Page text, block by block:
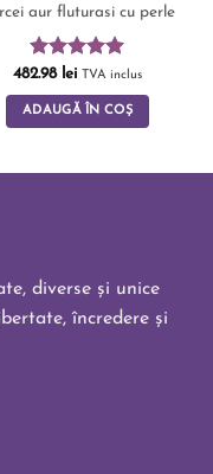
aur fluturasi cu perle
Evaluat la
5.00din 5
482.98 lei TVA inclus
ADAUGĂ ÎN COȘ
diverse și unice
încredere și